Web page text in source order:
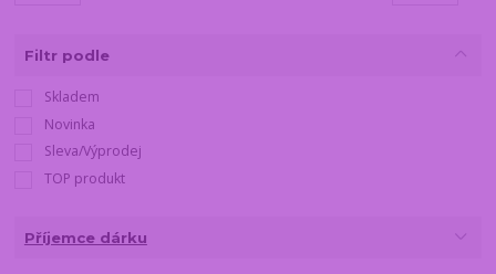
Filtr podle
Skladem
Novinka
Sleva/Výprodej
TOP produkt
Příjemce dárku